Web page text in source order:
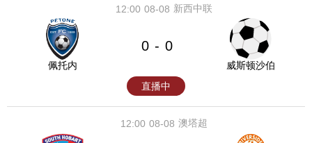
08-08
12:00 新西中联
佩托内
0 - 0
威斯顿沙伯
直播中
08-08
12:00 澳塔超